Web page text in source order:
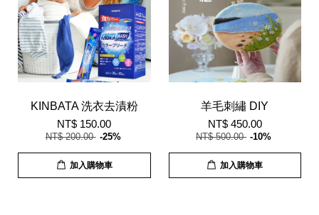
KINBATA 洗衣去漬粉
NT$ 150.00
NT$ 200.00 -25%
加入購物車
羊毛刺繡 DIY
NT$ 450.00
NT$ 500.00 -10%
加入購物車